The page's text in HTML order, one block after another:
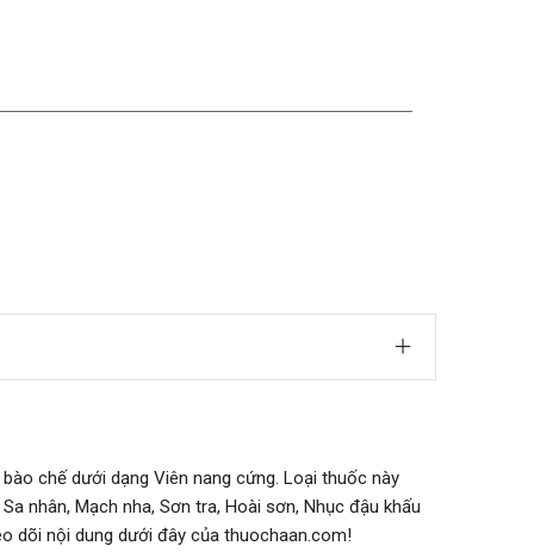
chế dưới dạng Viên nang cứng. Loại thuốc này
nhân, Mạch nha, Sơn tra, Hoài sơn, Nhục đậu khấu
dõi nội dung dưới đây của thuochaan.com!